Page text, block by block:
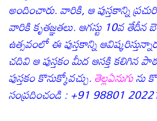
అందించారు. వారికి, ఆ పుస్తకాన్ని
వారికి కృతజ్ఞతలు. ఆగస్టు 10వ తేదీన
ఉత్సవంలో ఈ పుస్తకాన్ని
చదివి ఆ పుస్తకం మీద ఆసక్తి కలిగిన
పుస్తకం కొనుక్కోవచ్చు.తెల్లఏనుగును
సంప్రదించండి : +91 98801